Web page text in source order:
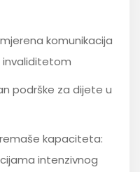
komunikacija
podrške za dijete u
kapaciteta:
intenzivnog